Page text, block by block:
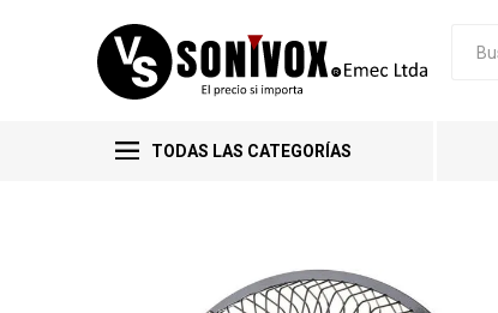
TODAS LAS CATEGORÍAS